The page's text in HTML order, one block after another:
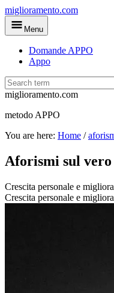
Skip
to
main
miglioramento.com
Menu
Domande APPO
Appo
miglioramento.com
metodo APPO
You are here: Home /
Aforismi sul vero
Crescita personale e
Crescita personale e